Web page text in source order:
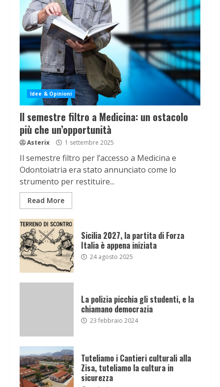
Idee & Opinioni
Il semestre filtro a Medicina: un ostacolo
più che un’opportunità
Asterix 1 settembre 2025
Il semestre filtro per l’accesso a Medicina e
Odontoiatria era stato annunciato come lo
strumento per restituire...
Read More
Sicilia 2027, la partita di Forza
Italia è appena iniziata
24 agosto 2025
La polizia picchia gli studenti, e la
chiamano democrazia
23 febbraio 2024
Tuteliamo i Cantieri culturali alla
Zisa, tuteliamo la cultura in
sicurezza